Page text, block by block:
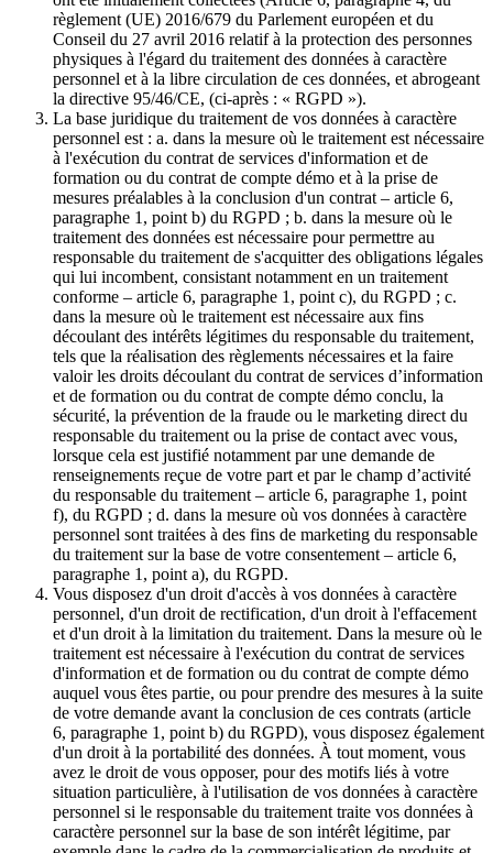
règlement (UE) 2016/679 du Parlement européen et du
Conseil du 27 avril 2016 relatif à la protection des personnes
physiques à l'égard du traitement des données à caractère
personnel et à la libre circulation de ces données, et abrogeant
la directive 95/46/CE, (ci-après : « RGPD »).
La base juridique du traitement de vos données à caractère
personnel est : a. dans la mesure où le traitement est nécessaire
à l'exécution du contrat de services d'information et de
formation ou du contrat de compte démo et à la prise de
mesures préalables à la conclusion d'un contrat – article 6,
paragraphe 1, point b) du RGPD ; b. dans la mesure où le
traitement des données est nécessaire pour permettre au
responsable du traitement de s'acquitter des obligations légales
qui lui incombent, consistant notamment en un traitement
conforme – article 6, paragraphe 1, point c), du RGPD ; c.
dans la mesure où le traitement est nécessaire aux fins
découlant des intérêts légitimes du responsable du traitement,
tels que la réalisation des règlements nécessaires et la faire
valoir les droits découlant du contrat de services d’information
et de formation ou du contrat de compte démo conclu, la
sécurité, la prévention de la fraude ou le marketing direct du
responsable du traitement ou la prise de contact avec vous,
lorsque cela est justifié notamment par une demande de
renseignements reçue de votre part et par le champ d’activité
du responsable du traitement – article 6, paragraphe 1, point
f), du RGPD ; d. dans la mesure où vos données à caractère
personnel sont traitées à des fins de marketing du responsable
du traitement sur la base de votre consentement – article 6,
paragraphe 1, point a), du RGPD.
Vous disposez d'un droit d'accès à vos données à caractère
personnel, d'un droit de rectification, d'un droit à l'effacement
et d'un droit à la limitation du traitement. Dans la mesure où le
traitement est nécessaire à l'exécution du contrat de services
d'information et de formation ou du contrat de compte démo
auquel vous êtes partie, ou pour prendre des mesures à la suite
de votre demande avant la conclusion de ces contrats (article
6, paragraphe 1, point b) du RGPD), vous disposez également
d'un droit à la portabilité des données. À tout moment, vous
avez le droit de vous opposer, pour des motifs liés à votre
situation particulière, à l'utilisation de vos données à caractère
personnel si le responsable du traitement traite vos données à
caractère personnel sur la base de son intérêt légitime, par